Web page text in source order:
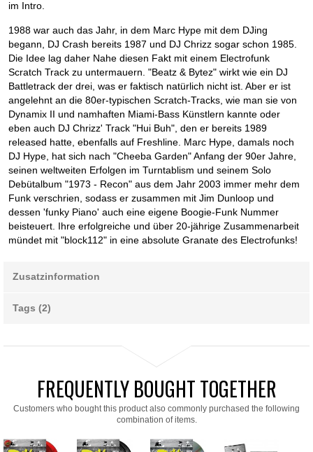
im Intro.
1988 war auch das Jahr, in dem Marc Hype mit dem DJing
begann, DJ Crash bereits 1987 und DJ Chrizz sogar schon 1985.
Die Idee lag daher Nahe diesen Fakt mit einem Electrofunk
Scratch Track zu untermauern. "Beatz & Bytez" wirkt wie ein DJ
Battletrack der drei, was er faktisch natürlich nicht ist. Aber er ist
angelehnt an die 80er-typischen Scratch-Tracks, wie man sie von
Dynamix II und namhaften Miami-Bass Künstlern kannte oder
eben auch DJ Chrizz' Track "Hui Buh", den er bereits 1989
released hatte, ebenfalls auf Freshline. Marc Hype, damals noch
DJ Hype, hat sich nach "Cheeba Garden" Anfang der 90er Jahre,
seinen weltweiten Erfolgen im Turntablism und seinem Solo
Debütalbum "1973 - Recon" aus dem Jahr 2003 immer mehr dem
Funk verschrien, sodass er zusammen mit Jim Dunloop und
dessen 'funky Piano' auch eine eigene Boogie-Funk Nummer
beisteuert. Ihre erfolgreiche und über 20-jährige Zusammenarbeit
mündet mit "block112" in eine absolute Granate des Electrofunks!
Zusatzinformation
Tags (2)
FREQUENTLY BOUGHT TOGETHER
Customers who bought this product also commonly purchased the following
combination of items.